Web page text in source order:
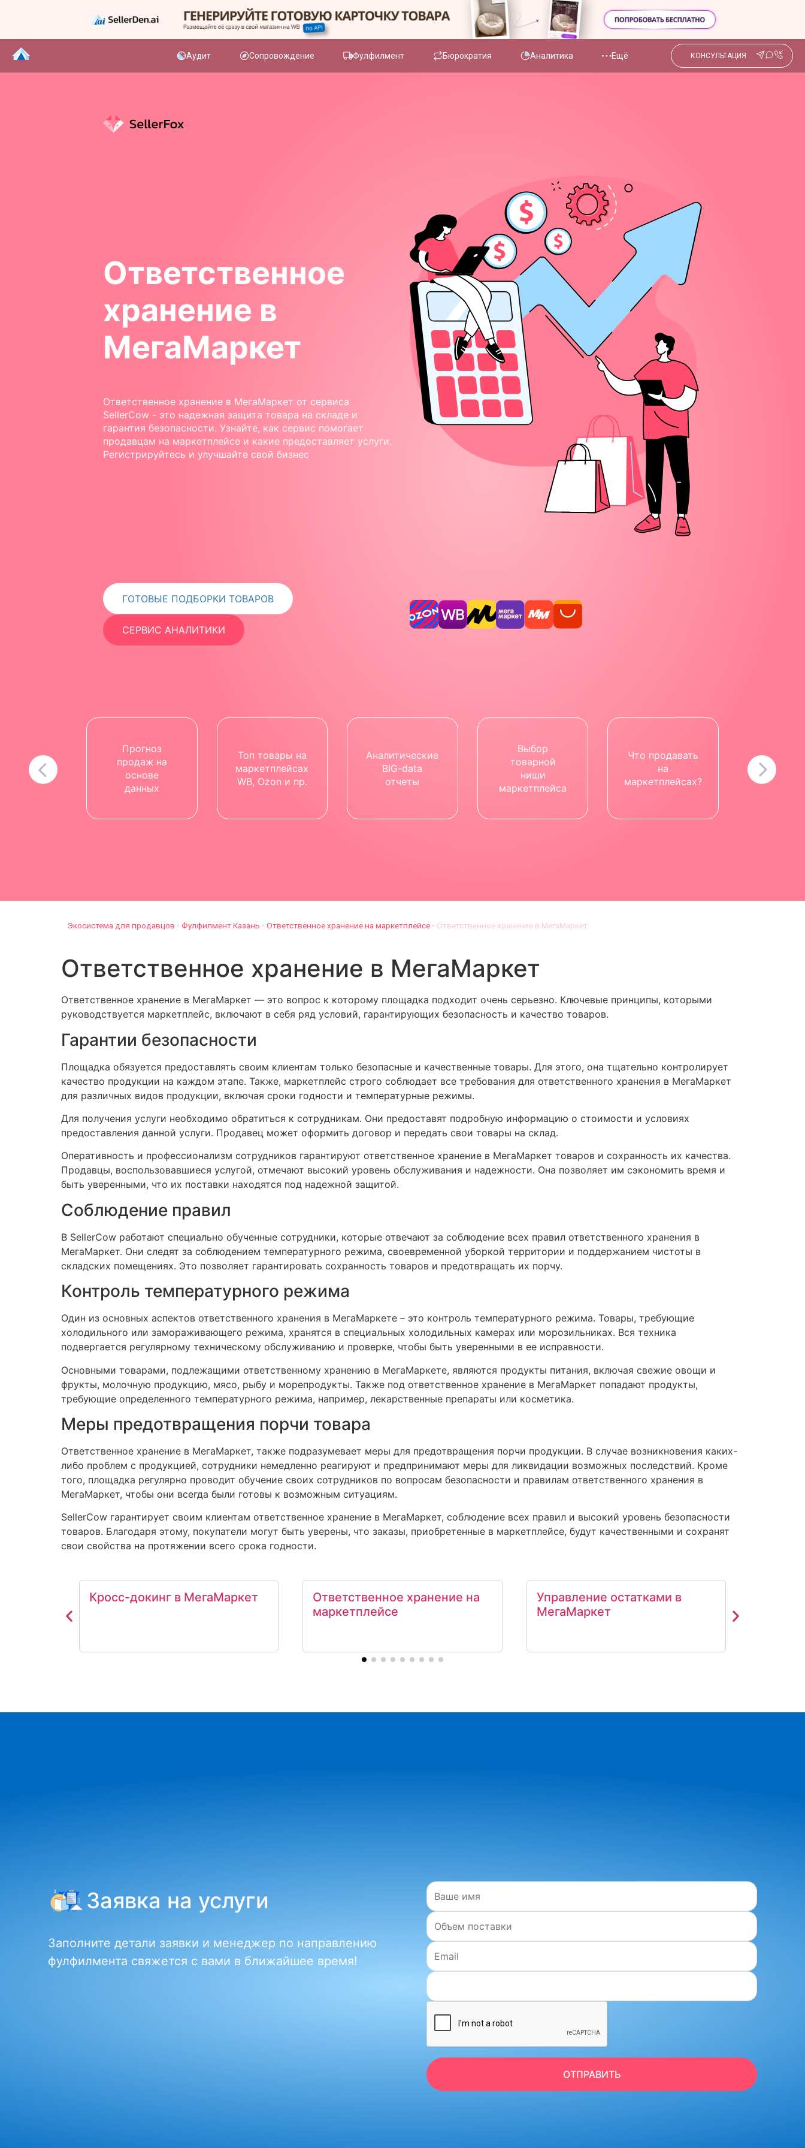
Аудит Сопровождение Фулфилмент Бюрократия Аналитика Ещё КОНСУЛЬТАЦИЯ
Ответственное
хранение в
МегаМаркет
Ответственное хранение в МегаМаркет от сервиса
SellerCow - это надежная защита товара на складе и
гарантия безопасности. Узнайте, как сервис помогает
продавцам на маркетплейсе и какие предоставляет услуги.
Регистрируйтесь и улучшайте свой бизнес
ГОТОВЫЕ ПОДБОРКИ ТОВАРОВ
СЕРВИС АНАЛИТИКИ
Прогноз
продаж на
основе
данных
Топ товары на
маркетплейсах
WB, Ozon и пр.
Аналитические
BIG-data
отчеты
Выбор
товарной
ниши
маркетплейса
Что продавать
на
маркетплейсах?
Экосистема для продавцов • Фулфилмент Казань • Ответственное хранение на маркетплейсе • Ответственное хранение в МегаМаркет
Ответственное хранение в МегаМаркет
Ответственное хранение в МегаМаркет — это вопрос к которому площадка подходит очень серьезно. Ключевые принципы, которыми
руководствуется маркетплейс, включают в себя ряд условий, гарантирующих безопасность и качество товаров.
Гарантии безопасности
Площадка обязуется предоставлять своим клиентам только безопасные и качественные товары. Для этого, она тщательно контролирует
качество продукции на каждом этапе. Также, маркетплейс строго соблюдает все требования для ответственного хранения в МегаМаркет
для различных видов продукции, включая сроки годности и температурные режимы.
Для получения услуги необходимо обратиться к сотрудникам. Они предоставят подробную информацию о стоимости и условиях
предоставления данной услуги. Продавец может оформить договор и передать свои товары на склад.
Оперативность и профессионализм сотрудников гарантируют ответственное хранение в МегаМаркет товаров и сохранность их качества.
Продавцы, воспользовавшиеся услугой, отмечают высокий уровень обслуживания и надежности. Она позволяет им сэкономить время и
быть уверенными, что их поставки находятся под надежной защитой.
Соблюдение правил
В SellerCow работают специально обученные сотрудники, которые отвечают за соблюдение всех правил ответственного хранения в
МегаМаркет. Они следят за соблюдением температурного режима, своевременной уборкой территории и поддержанием чистоты в
складских помещениях. Это позволяет гарантировать сохранность товаров и предотвращать их порчу.
Контроль температурного режима
Один из основных аспектов ответственного хранения в МегаМаркете – это контроль температурного режима. Товары, требующие
холодильного или замораживающего режима, хранятся в специальных холодильных камерах или морозильниках. Вся техника
подвергается регулярному техническому обслуживанию и проверке, чтобы быть уверенными в ее исправности.
Основными товарами, подлежащими ответственному хранению в МегаМаркете, являются продукты питания, включая свежие овощи и
фрукты, молочную продукцию, мясо, рыбу и морепродукты. Также под ответственное хранение в МегаМаркет попадают продукты,
требующие определенного температурного режима, например, лекарственные препараты или косметика.
Меры предотвращения порчи товара
Ответственное хранение в МегаМаркет, также подразумевает меры для предотвращения порчи продукции. В случае возникновения каких-
либо проблем с продукцией, сотрудники немедленно реагируют и предпринимают меры для ликвидации возможных последствий. Кроме
того, площадка регулярно проводит обучение своих сотрудников по вопросам безопасности и правилам ответственного хранения в
МегаМаркет, чтобы они всегда были готовы к возможным ситуациям.
SellerCow гарантирует своим клиентам ответственное хранение в МегаМаркет, соблюдение всех правил и высокий уровень безопасности
товаров. Благодаря этому, покупатели могут быть уверены, что заказы, приобретенные в маркетплейсе, будут качественными и сохранят
свои свойства на протяжении всего срока годности.
Кросс-докинг в МегаМаркет
Ответственное хранение на
маркетплейсе
Управление остатками в
МегаМаркет
Заявка на услуги
Заполните детали заявки и менеджер по направлению
фулфилмента свяжется с вами в ближайшее время!
Имя:
Объем поставки:
Email:
ОТПРАВИТЬ